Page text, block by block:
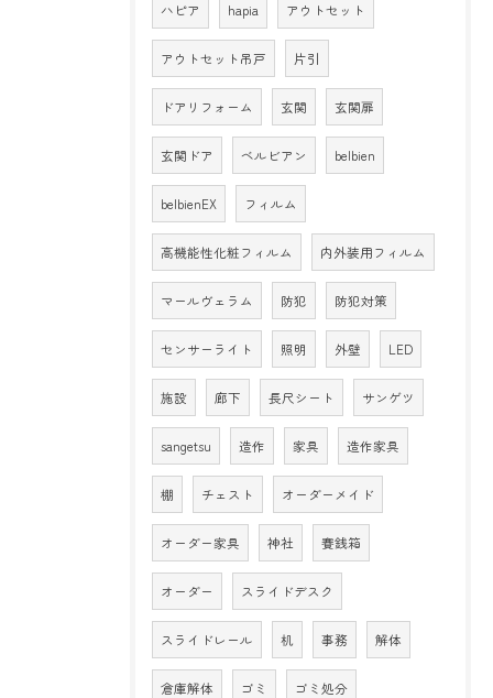
ハピア hapia アウトセット
アウトセット吊戸 片引
ドアリフォーム 玄関 玄関扉
玄関ドア ベルビアン belbien
belbienEX フィルム
高機能性化粧フィルム 内外装用フィルム
マールヴェラム 防犯 防犯対策
センサーライト 照明 外壁 LED
施設 廊下 長尺シート サンゲツ
sangetsu 造作 家具 造作家具
棚 チェスト オーダーメイド
オーダー家具 神社 賽銭箱
オーダー スライドデスク
スライドレール 机 事務 解体
倉庫解体 ゴミ ゴミ処分